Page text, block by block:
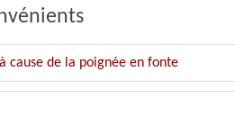
cause de la poignée en fonte